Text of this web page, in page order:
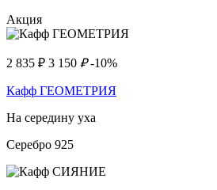
Акция
2 835 ₽ 3 150 ₽ -10%
Кафф ГЕОМЕТРИЯ
На середину уха
Серебро 925